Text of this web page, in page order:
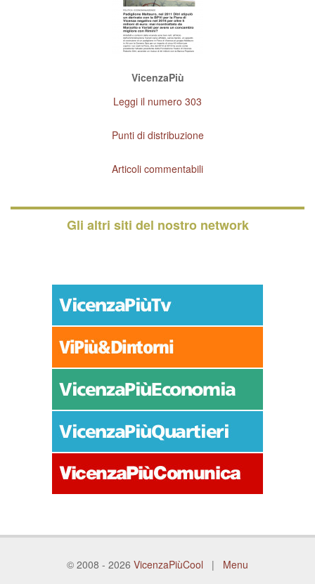
VicenzaPiù
Leggi il numero 303
Punti di distribuzione
Articoli commentabili
Gli altri siti del nostro network
© 2008 - 2026 VicenzaPiùCool | Menu